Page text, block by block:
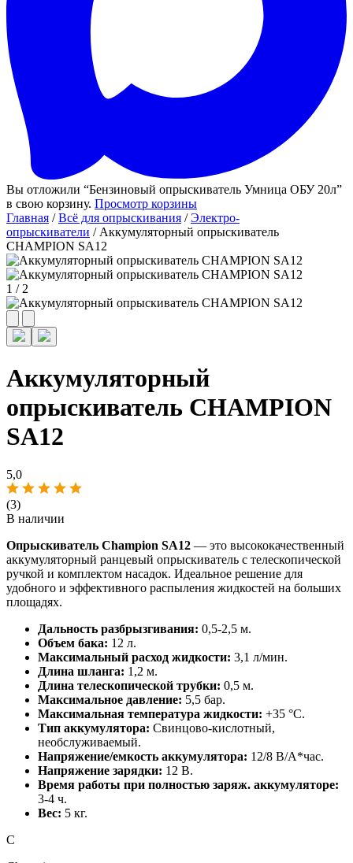
Вы отложили “Бензиновый опрыскиватель Умница ОБУ 20л”
в свою корзину. Просмотр корзины
Главная /Всё для опрыскивания /Электро-
опрыскиватели / Аккумуляторный опрыскиватель
CHAMPION SA12
1 / 2
Аккумуляторный
опрыскиватель CHAMPION
SA12
5,0
(3)
В наличии
Опрыскиватель Champion SA12 — это высококачественный
аккумуляторный ранцевый опрыскиватель с телескопической
ручкой и комплектом насадок. Идеальное решение для
удобного и эффективного распыления жидкостей на больших
площадях.
Дальность разбрызгивания: 0,5-2,5 м.
Объем бака: 12 л.
Максимальный расход жидкости: 3,1 л/мин.
Длина шланга: 1,2 м.
Длина телескопической трубки: 0,5 м.
Максимальное давление: 5,5 бар.
Максимальная температура жидкости: +35 °C.
Тип аккумулятора: Свинцово-кислотный,
необслуживаемый.
Напряжение/емкость аккумулятора: 12/8 В/А*час.
Напряжение зарядки: 12 В.
Время работы при полностью заряж. аккумуляторе:
3-4 ч.
Вес: 5 кг.
C